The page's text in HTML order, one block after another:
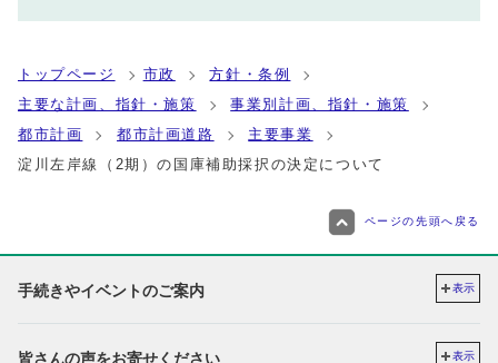
トップページ 市政
方針・条例
主要な計画、指針・施策
事業別計画、指針・施策
都市計画
都市計画道路
主要事業
淀川左岸線（2期）の国庫補助採択の決定について
ページの先頭へ戻る
手続きやイベントのご案内 表示
皆さんの声をお寄せください 表示